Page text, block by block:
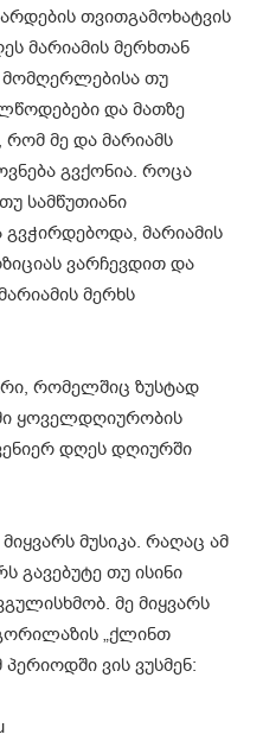
თვითგამოხატვის
მარიამის მერხთან
თუ
და მათზე
რომ მე და მარიამს
გვქონია. როცა
სამწუთიანი
გვჭირდებოდა, მარიამის
ვარჩევდით და
მერხს
რომელშიც ზუსტად
ყოველდღიურობის
დღეს დღიურში
მუსიკა. რაღაც ამ
გავებუტე თუ ისინი
მე მიყვარს
გორილაზის „ქლინთ
ვის ვუსმენ: